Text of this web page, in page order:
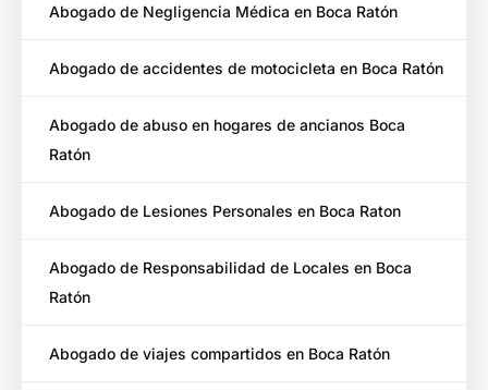
Abogado de Negligencia Médica en Boca Ratón
Abogado de accidentes de motocicleta en Boca Ratón
Abogado de abuso en hogares de ancianos Boca
Ratón
Abogado de Lesiones Personales en Boca Raton
Abogado de Responsabilidad de Locales en Boca
Ratón
Abogado de viajes compartidos en Boca Ratón